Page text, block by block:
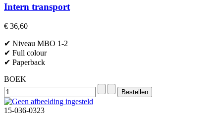
Intern transport
€ 36,60
✔ Niveau MBO 1-2
✔ Full colour
✔ Paperback
BOEK
15-036-0323